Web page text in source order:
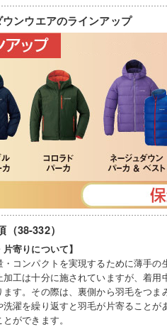
ンウエアのラインアップ
（38-332）
片寄りについて】
コンパクトを実現するために薄手の
工は十分に施されていますが、着
す。その際は、裏側から羽毛をつま
洗濯を繰り返すと羽毛が片寄ること
ができます。